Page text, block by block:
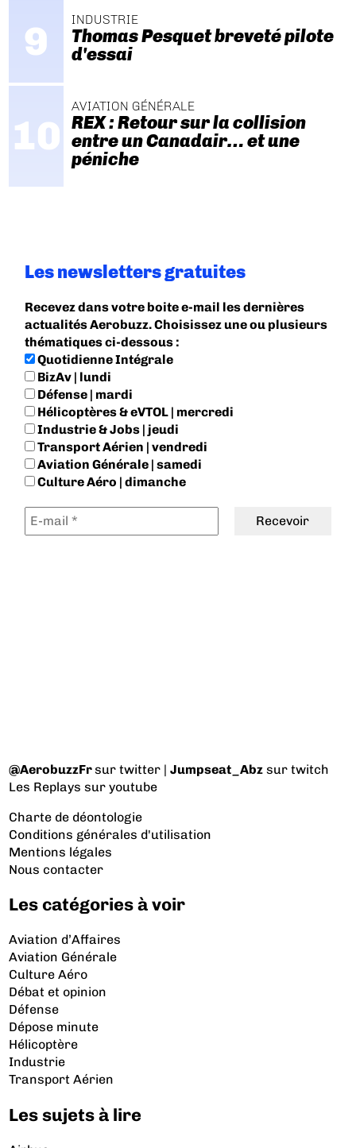
INDUSTRIE
Thomas Pesquet breveté pilote
d'essai
AVIATION GÉNÉRALE
REX : Retour sur la collision
entre un Canadair… et une
péniche
Les newsletters gratuites
Recevez dans votre boite e-mail les dernières
actualités Aerobuzz. Choisissez une ou plusieurs
thématiques ci-dessous :
Quotidienne Intégrale
BizAv | lundi
Défense | mardi
Hélicoptères & eVTOL | mercredi
Industrie & Jobs | jeudi
Transport Aérien | vendredi
Aviation Générale | samedi
Culture Aéro | dimanche
@AerobuzzFrsur twitter |Jumpseat_Abz sur twitch
Les Replays sur youtube
Charte de déontologie
Conditions générales d'utilisation
Mentions légales
Nous contacter
Les catégories à voir
Aviation d’Affaires
Aviation Générale
Culture Aéro
Débat et opinion
Défense
Dépose minute
Hélicoptère
Industrie
Transport Aérien
Les sujets à lire